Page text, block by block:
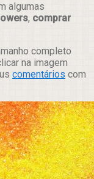
algumas
, comprar
completo
na imagem
comentários com